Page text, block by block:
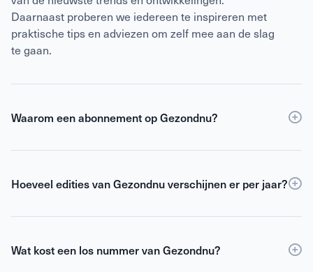
Daarnaast proberen we iedereen te inspireren met
praktische tips en adviezen om zelf mee aan de slag
te gaan.
Waarom een abonnement op Gezondnu?
Eenabonnementop Gezondnu is de slimste keuze
opzichte van losse verkoop én toegang tot de digitale
geïnformeerd en geïnspireerd om het beste uit jezelf
Hoeveel edities van Gezondnu verschijnen er per jaar?
Gezondnu verschijnt 6 keer per jaar.
Wat kost een los nummer van Gezondnu?